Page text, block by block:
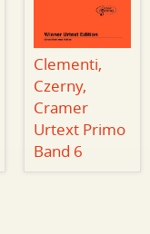
Clementi,
Czerny,
Cramer
Urtext Primo
Band 6